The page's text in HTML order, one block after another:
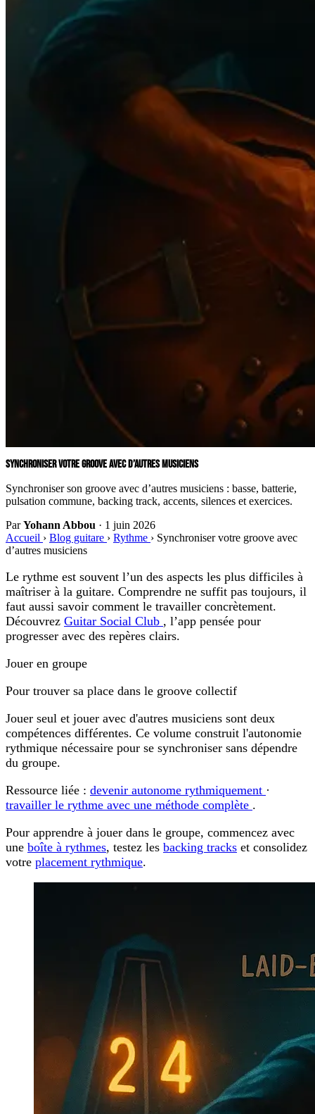
SYNCHRONISER VOTRE GROOVE AVEC D’AUTRES MUSICIENS
Synchroniser son groove avec d’autres musiciens : basse, batterie,
pulsation commune, backing track, accents, silences et exercices.
ParYohann Abbou · 1 juin 2026
Accueil › Blog guitare › Rythme › Synchroniser votre groove avec
d’autres musiciens
Le rythme est souvent l’un des aspects les plus difficiles à
maîtriser à la guitare. Comprendre ne suffit pas toujours, il
faut aussi savoir comment le travailler concrètement.
Découvrez Guitar Social Club , l’app pensée pour
progresser avec des repères clairs.
Jouer en groupe
Pour trouver sa place dans le groove collectif
Jouer seul et jouer avec d'autres musiciens sont deux
compétences différentes. Ce volume construit l'autonomie
rythmique nécessaire pour se synchroniser sans dépendre
du groupe.
Ressource liée : devenir autonome rythmiquement ·
travailler le rythme avec une méthode complète .
Pour apprendre à jouer dans le groupe, commencez avec
une boîte à rythmes, testez les backing tracks et consolidez
votre placement rythmique.